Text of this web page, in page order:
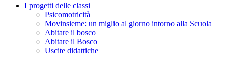
I progetti delle classi
Psicomotricità
Movinsieme: un miglio al giorno intorno alla Scuola
Abitare il bosco
Abitare il Bosco
Uscite didattiche